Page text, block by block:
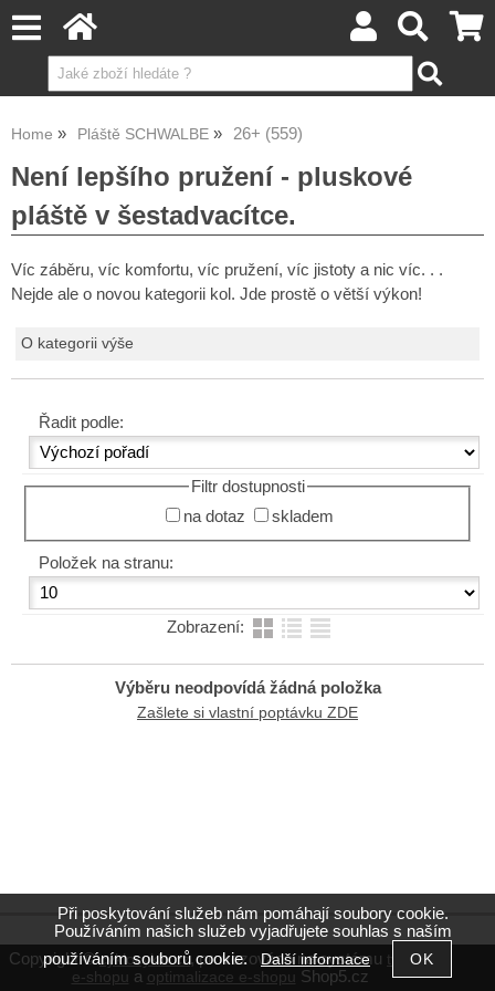
Home Pláště SCHWALBE 26+ (559)
Není lepšího pružení - pluskové
pláště v šestadvacítce.
Víc záběru, víc komfortu, víc pružení, víc jistoty a nic víc. . .
Nejde ale o novou kategorii kol. Jde prostě o větší výkon!
O kategorii výše
Řadit podle:
Filtr dostupnosti
na dotaz
skladem
Položek na stranu:
Zobrazení:
Výběru neodpovídá žádná položka
Zašlete si vlastní poptávku ZDE
Copyright ©cyklocyklo.cz,provozováno na systému tvorba
e-shopu a optimalizace e-shopu Shop5.cz
Při poskytování služeb nám pomáhají soubory cookie.
Používáním našich služeb vyjadřujete souhlas s naším
používáním souborů cookie.Další informace